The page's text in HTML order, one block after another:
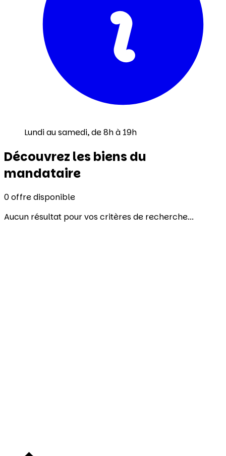
Lundi au samedi, de 8h à 19h
Découvrez les biens du
mandataire
0offre disponible
Aucun résultat pour vos critères de recherche...